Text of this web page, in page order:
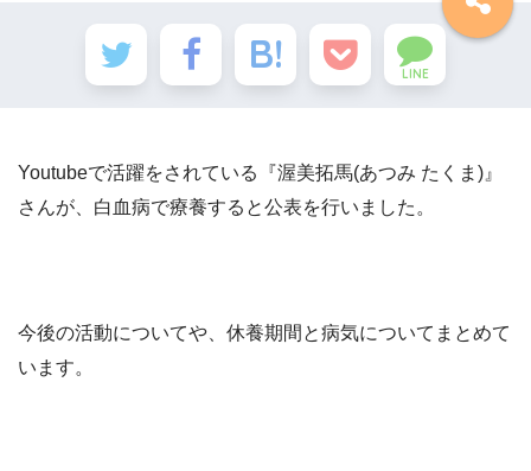
LINE
Youtubeで活躍をされている『渥美拓馬(あつみ たくま)』
さんが、白血病で療養すると公表を行いました。
今後の活動についてや、休養期間と病気についてまとめて
います。